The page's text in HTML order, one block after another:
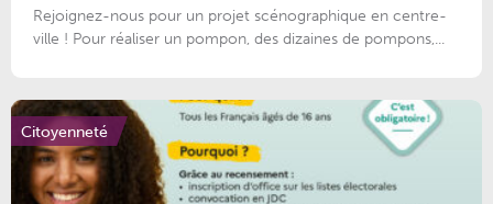
Rejoignez-nous pour un projet scénographique en centre-
ville ! Pour réaliser un pompon, des dizaines de pompons,...
Citoyenneté